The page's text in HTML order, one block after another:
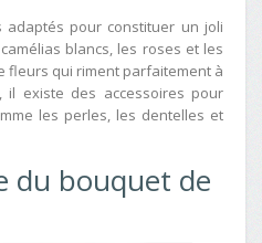
pour constituer un joli
blancs, les roses et les
fleurs qui riment parfaitement à
il existe des accessoires pour
les perles, les dentelles et
du bouquet de